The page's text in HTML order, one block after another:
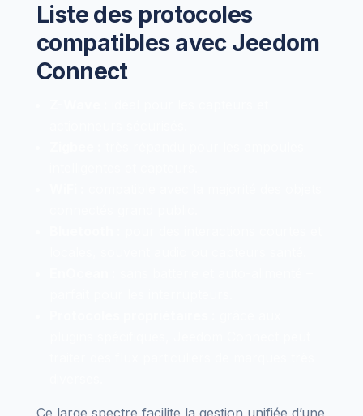
Liste des protocoles
compatibles avec Jeedom
Connect
Ce large spectre facilite la gestion unifiée d’une